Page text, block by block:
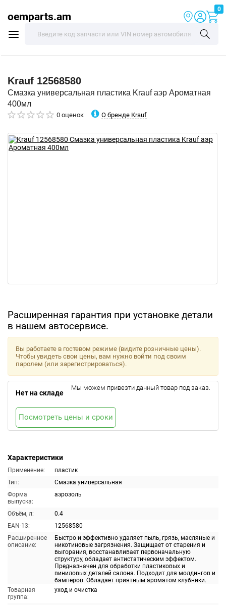
oemparts.am
0
Krauf 12568580
Смазка универсальная пластика Krauf аэр Ароматная
400мл
0 оценок О бренде Krauf
Расширенная гарантия при установке детали
в нашем автосервисе.
Характеристики
Применение:
пластик
Тип:
Смазка универсальная
Форма
выпуска:
аэрозоль
Объём, л:
0.4
EAN-13:
12568580
Расширенное
описание:
Быстро и эффективно удаляет пыль, грязь, масляные и
никотиновые загрязнения. Защищает от старения и
выгорания, восстанавливает первоначальную
структуру, обладает антистатическим эффектом.
Предназначен для обработки пластиковых и
виниловых деталей салона. Подходит для молдингов и
бамперов. Обладает приятным ароматом клубники.
Товарная
группа:
уход и очистка
Вы работаете в гостевом режиме (видите розничные цены).
Чтобы увидеть свои цены, вам нужно войти под своим
паролем (или зарегистрироваться).
Нет на складе
Мы можем привезти данный товар под заказ.
Посмотреть цены и сроки